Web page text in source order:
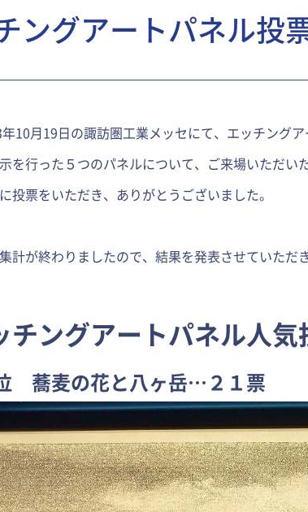
ングアートパネル投
10月19日の諏訪圏工業メッセにて、エッチングア
を行った５つのパネルについて、ご来場いただい
投票をいただき、ありがとうございました。
計が終わりましたので、結果を発表させていただき
ングアートパネル人気
蕎麦の花と八ヶ岳…２１票